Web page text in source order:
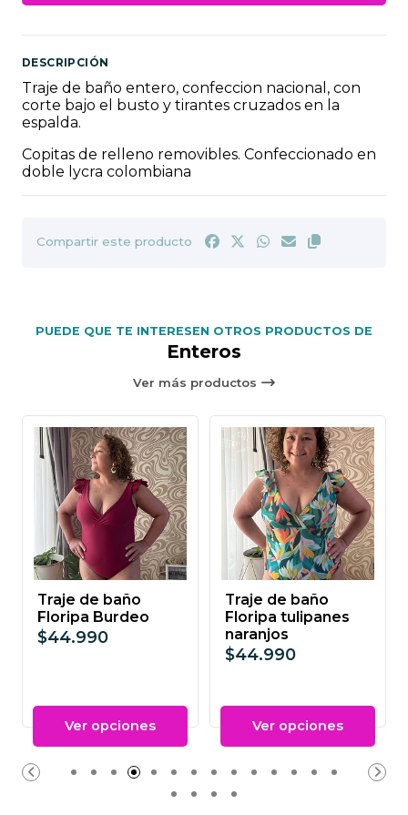
DESCRIPCIÓN
Traje de baño entero, confeccion nacional, con
corte bajo el busto y tirantes cruzados en la
espalda.
Copitas de relleno removibles. Confeccionado en
doble lycra colombiana
Compartir este producto
PUEDE QUE TE INTERESEN OTROS PRODUCTOS DE
Enteros
Ver más productos
Traje de baño
Floripa Burdeo
$44.990
Ver opciones
Traje de baño
Floripa tulipanes
naranjos
$44.990
Ver opciones